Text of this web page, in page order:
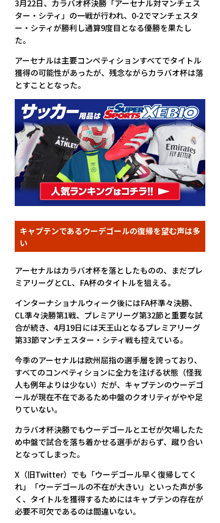
3月22日、カラバオ杯決勝「アーセナル対マンチェス
ター・シティ」の一戦が行われ、0-2でマンチェスタ
ー・シティが勝利し通算9度目となる優勝を果たし
た。
アーセナルは主要コンペティションすべてでタイトル
獲得の可能性があったが、残念ながらカラバオ杯は落
とすこととなった。
キャプテンであるウーデゴールの復帰を望む声は多
い
アーセナルはカラバオ杯を落としたものの、まだプレ
ミアリーグとCL、FA杯のタイトルを狙える。
インターナショナルウィーク後にはFA杯準々決勝、
CL準々決勝第1戦、プレミアリーグ第32節と重要な試
合が続き、4月19日には天王山となるプレミアリーグ
第33節マンチェスター・シティ戦も控えている。
今季のアーセナルは欧州屈指の選手層を誇っており、
すべてのコンペティションに全力を注げる状態（怪我
人も例年よりは少ない）だが、キャプテンのウーデゴ
ールが現在不在であるため中盤のクオリティがやや足
りていない。
カラバオ杯決勝でもウーデゴールとエゼが欠場したた
め中盤で試合を落ち着かせる選手がおらず、蹴り合い
となってしまった。
X（旧Twitter）でも「ウーデゴール早く復帰してく
れ」「ウーデゴールの不在が大きい」といった声が多
く、タイトルを獲得するためにはキャプテンの存在が
必要不可欠であるのは間違いない。